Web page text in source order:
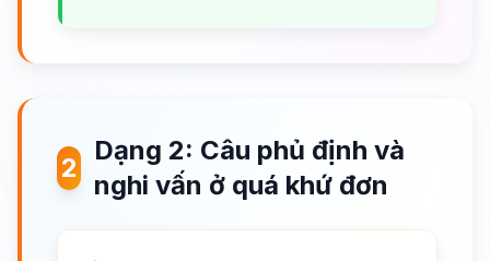
2
Dạng 2: Câu phủ định và
nghi vấn ở quá khứ đơn